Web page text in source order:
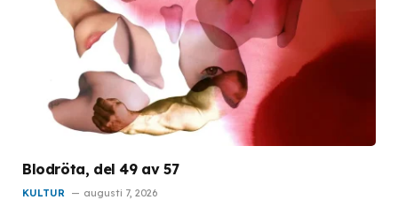
Blodröta, del 49 av 57
KULTUR augusti 7, 2026